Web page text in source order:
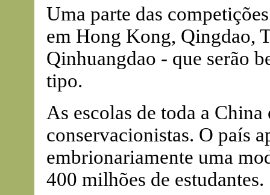
Uma parte das
em Hong Kong, Qingdao,
Qinhuangdao - que serão
tipo.
As escolas de toda a
conservacionistas. O país
embrionariamente uma
400 milhões de estudantes.